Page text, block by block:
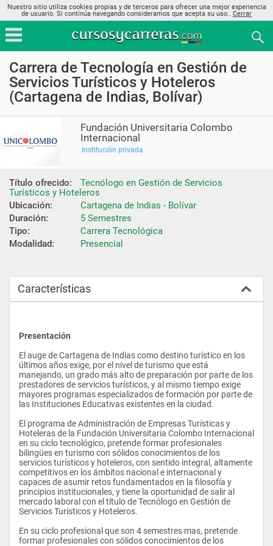
Nuestro sitio utiliza cookies propias y de terceros para ofrecer una mejor experiencia
de usuario. Si continúa navegando consideramos que acepta su uso.. Cerrar
Carrera de Tecnología en Gestión de
Servicios Turísticos y Hoteleros
(Cartagena de Indias, Bolívar)
Fundación Universitaria Colombo
Internacional
Institución privada
Título ofrecido:
Tecnólogo en Gestión de Servicios
Turísticos y Hoteleros
Ubicación:
Cartagena de Indias - Bolívar
Duración:
5 Semestres
Tipo:
Carrera Tecnológica
Modalidad:
Presencial
Características
Presentación
El auge de Cartagena de Indias como destino turístico en los
últimos años exige, por el nivel de turismo que está
manejando, un grado más alto de preparación por parte de los
prestadores de servicios turísticos, y al mismo tiempo exige
mayores programas especializados de formación por parte de
las Instituciones Educativas existentes en la ciudad.
El programa de Administración de Empresas Turísticas y
Hoteleras de la Fundación Universitaria Colombo Internacional
en su ciclo tecnológico, pretende formar profesionales
bilingües en turismo con sólidos conocimientos de los
servicios turísticos y hoteleros, con sentido integral, altamente
competitivos en los ámbitos nacional e internacional y
capaces de asumir retos fundamentados en la filosofía y
principios institucionales, y tiene la oportunidad de salir al
mercado laboral con el título de Tecnólogo en Gestión de
Servicios Turísticos y Hoteleros.
En su ciclo profesional que son 4 semestres mas, pretende
formar profesionales con sólidos conocimientos de los